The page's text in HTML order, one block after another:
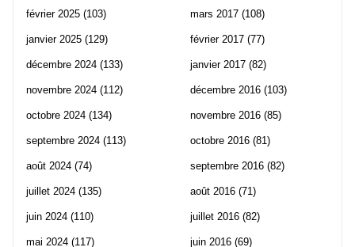
février 2025 (103)
janvier 2025 (129)
décembre 2024 (133)
novembre 2024 (112)
octobre 2024 (134)
septembre 2024 (113)
août 2024 (74)
juillet 2024 (135)
juin 2024 (110)
mai 2024 (117)
mars 2017 (108)
février 2017 (77)
janvier 2017 (82)
décembre 2016 (103)
novembre 2016 (85)
octobre 2016 (81)
septembre 2016 (82)
août 2016 (71)
juillet 2016 (82)
juin 2016 (69)